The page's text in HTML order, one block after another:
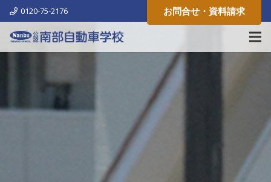
0120-75-2176 お問合せ・資料請求